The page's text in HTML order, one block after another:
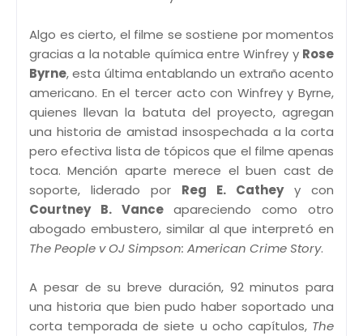
Algo es cierto, el filme se sostiene por momentos
gracias a la notable química entre Winfrey y Rose
Byrne, esta última entablando un extraño acento
americano. En el tercer acto con Winfrey y Byrne,
quienes llevan la batuta del proyecto, agregan
una historia de amistad insospechada a la corta
pero efectiva lista de tópicos que el filme apenas
toca. Mención aparte merece el buen cast de
soporte, liderado por Reg E. Catheyy con
Courtney B. Vanceapareciendo como otro
abogado embustero, similar al que interpretó en
The People v OJ Simpson: American Crime Story.
A pesar de su breve duración, 92 minutos para
una historia que bien pudo haber soportado una
corta temporada de siete u ocho capítulos, The